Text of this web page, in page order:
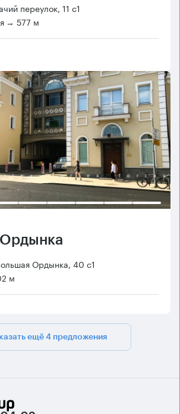
переулок, 11 с1
→ 577 м
Ордынка, 40 с1
м
ещё 4 предложения